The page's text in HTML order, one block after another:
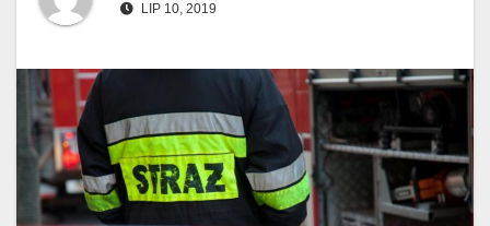
LIP 10, 2019